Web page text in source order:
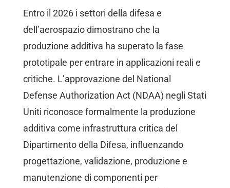
Entro il 2026 i settori della difesa e
dell’aerospazio dimostrano che la
produzione additiva ha superato la fase
prototipale per entrare in applicazioni reali e
critiche. L’approvazione del National
Defense Authorization Act (NDAA) negli Stati
Uniti riconosce formalmente la produzione
additiva come infrastruttura critica del
Dipartimento della Difesa, influenzando
progettazione, validazione, produzione e
manutenzione di componenti per